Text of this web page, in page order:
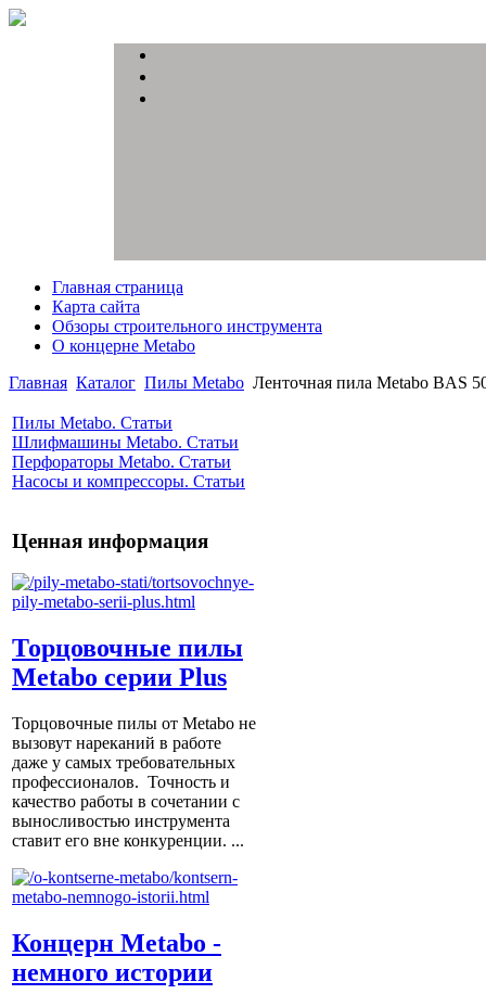
Главная страница
Карта сайта
Обзоры строительного инструмента
О концерне Metabo
Главная Каталог Пилы Metabo Ленточная пила Metabo BAS
Пилы Metabo. Статьи
Шлифмашины Metabo. Статьи
Перфораторы Metabo. Статьи
Насосы и компрессоры. Статьи
Ценная информация
Торцовочные пилы
Metabo серии Plus
Торцовочные пилы от Metabo не
вызовут нареканий в работе
даже у самых требовательных
профессионалов. Точность и
качество работы в сочетании с
выносливостью инструмента
ставит его вне конкуренции. ...
Концерн Metabo -
немного истории